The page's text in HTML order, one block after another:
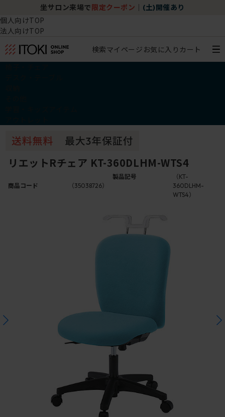
坐サロン来場で 限定クーポン (土)開催あり
個人向けTOP
法人向けTOP
検索マイページ お気に入り カート
リエットRチェア KT-360DLHM-WTS4
商品コード （35038726）
製品記号
（KT-
360DLHM-
WTS4）